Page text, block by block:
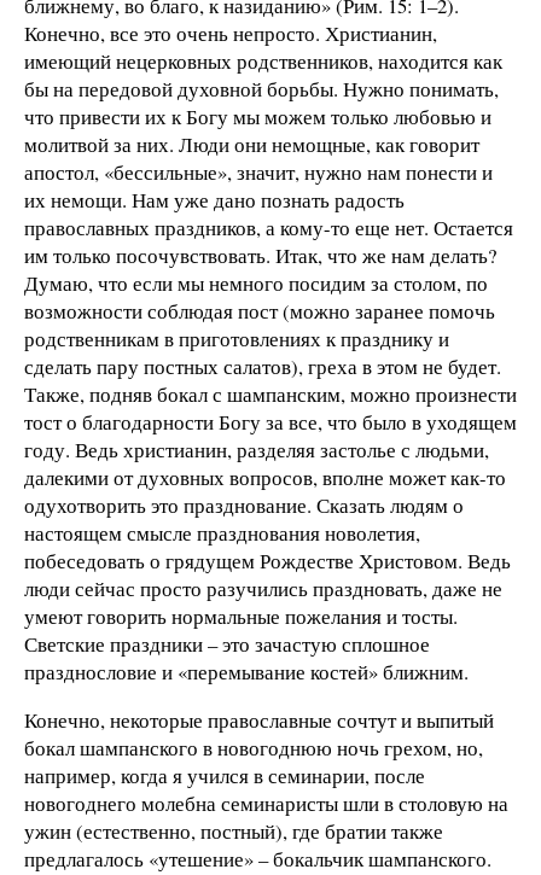
ближнему, во благо, к назиданию» (Рим. 15: 1–2).
Конечно, все это очень непросто. Христианин,
имеющий нецерковных родственников, находится как
бы на передовой духовной борьбы. Нужно понимать,
что привести их к Богу мы можем только любовью и
молитвой за них. Люди они немощные, как говорит
апостол, «бессильные», значит, нужно нам понести и
их немощи. Нам уже дано познать радость
православных праздников, а кому-то еще нет. Остается
им только посочувствовать. Итак, что же нам делать?
Думаю, что если мы немного посидим за столом, по
возможности соблюдая пост (можно заранее помочь
родственникам в приготовлениях к празднику и
сделать пару постных салатов), греха в этом не будет.
Также, подняв бокал с шампанским, можно произнести
тост о благодарности Богу за все, что было в уходящем
году. Ведь христианин, разделяя застолье с людьми,
далекими от духовных вопросов, вполне может как-то
одухотворить это празднование. Сказать людям о
настоящем смысле празднования новолетия,
побеседовать о грядущем Рождестве Христовом. Ведь
люди сейчас просто разучились праздновать, даже не
умеют говорить нормальные пожелания и тосты.
Светские праздники – это зачастую сплошное
празднословие и «перемывание костей» ближним.
Конечно, некоторые православные сочтут и выпитый
бокал шампанского в новогоднюю ночь грехом, но,
например, когда я учился в семинарии, после
новогоднего молебна семинаристы шли в столовую на
ужин (естественно, постный), где братии также
предлагалось «утешение» – бокальчик шампанского.